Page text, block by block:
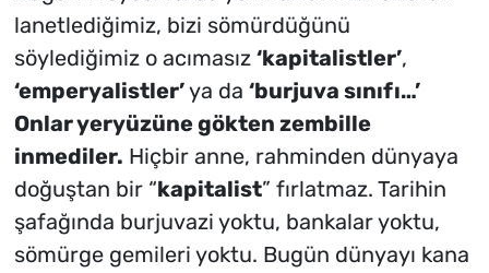
lanetlediğimiz, bizi sömürdüğünü
söylediğimiz o acımasız ‘kapitalistler’,
‘emperyalistler’ya da ‘burjuva sınıfı…’
Onlar yeryüzüne gökten zembille
inmediler. Hiçbir anne, rahminden dünyaya
doğuştan bir “kapitalist” fırlatmaz. Tarihin
şafağında burjuvazi yoktu, bankalar yoktu,
sömürge gemileri yoktu. Bugün dünyayı kana